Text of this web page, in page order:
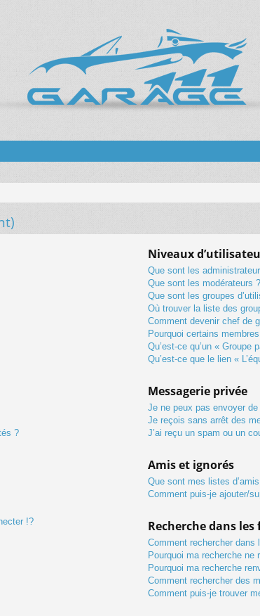
?
!?
Niveaux
Que sont les
Que sont les modérateurs ?
Que sont les groupes
Où trouver la liste des
Comment devenir chef de
Pourquoi certains
Qu’est-ce qu’un « Groupe
Qu’est-ce que le lien «
Messagerie privée
Je ne peux pas envoyer
Je reçois sans arrêt des
J’ai reçu un spam ou un
Amis et ignorés
Que sont mes listes
Comment puis-je ajouter/
Recherche dans
Comment rechercher dans
Pourquoi ma recherche ne
Pourquoi ma recherche
Comment rechercher des
Comment puis-je trouver